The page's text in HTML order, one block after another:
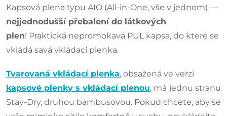
Kapsová plena typu AIO (All-in-One, vše v jednom) —
nejjednodušší přebalení do látkových
plen! Praktická nepromokavá PUL kapsa, do které se
vkládá savá vkládací plenka.
Tvarovaná vkládací plenka, obsažená ve verzi
kapsové plenky s vkládací plenou, má jednu stranu
Stay-Dry, druhou bambusovou. Pokud chcete, aby se